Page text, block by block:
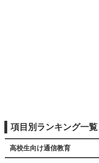
項目別ランキング一覧
高校生向け通信教育